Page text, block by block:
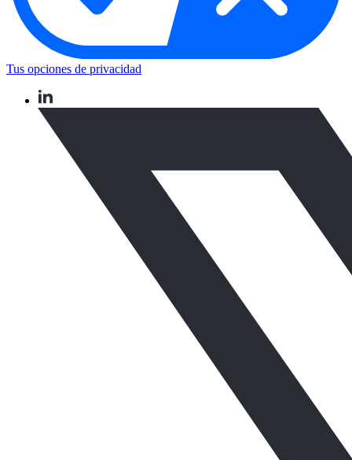
Tus opciones de privacidad